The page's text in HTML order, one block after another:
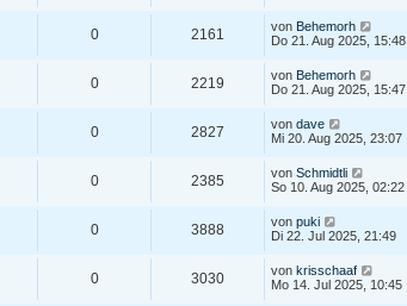
0 2161 von Behemorh
Do 21. Aug 2025, 15:48
0 2219 von Behemorh
Do 21. Aug 2025, 15:47
0 2827 von dave
Mi 20. Aug 2025, 23:07
0 2385 von Schmidtli
So 10. Aug 2025, 02:22
0 3888 von puki
Di 22. Jul 2025, 21:49
0 3030 von krisschaaf
Mo 14. Jul 2025, 10:45